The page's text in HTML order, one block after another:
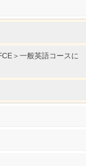
＞一般英語コースに